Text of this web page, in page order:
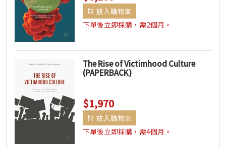
放入購物車
下單後立即採購，需2個月。
The Rise of Victimhood Culture
(PAPERBACK)
$1,970
放入購物車
下單後立即採購，需4個月。